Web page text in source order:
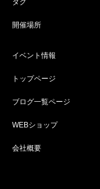
タグ
開催場所
イベント情報
トップページ
ブログ一覧ページ
WEBショップ
会社概要